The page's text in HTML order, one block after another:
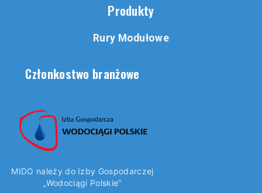
Produkty
Rury Modułowe
Członkostwo branżowe
MIDO należy do Izby Gospodarczej
„Wodociągi Polskie”